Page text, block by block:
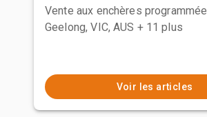
Vente aux enchères programmée
Geelong, VIC, AUS + 11 plus
Voir les articles